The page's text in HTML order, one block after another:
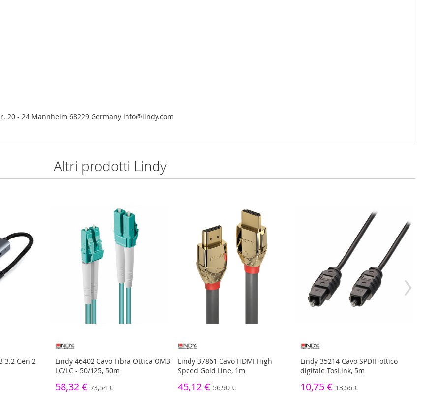
20 - 24 Mannheim 68229 Germany info@lindy.com
Altri prodotti Lindy
3.2 Gen 2
Lindy 46402 Cavo Fibra Ottica OM3
LC/LC - 50/125, 50m
58,32 € 73,54 €
Lindy 37861 Cavo HDMI High
Speed Gold Line, 1m
45,12 € 56,90 €
Lindy 35214 Cavo SPDIF ottico
digitale TosLink, 5m
10,75 € 13,56 €
›